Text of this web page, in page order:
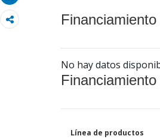
No hay datos
Línea de productos